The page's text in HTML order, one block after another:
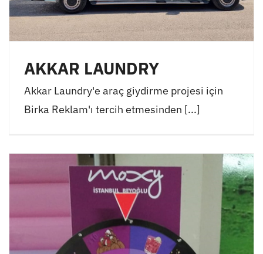
AKKAR LAUNDRY
Akkar Laundry'e araç giydirme projesi için
Birka Reklam'ı tercih etmesinden [...]